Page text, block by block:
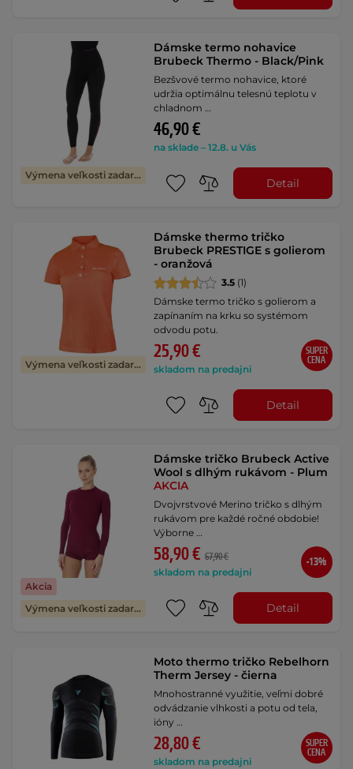
Výmena veľkosti zadarmo
Dámske termo nohavice
Brubeck Thermo - Black/Pink
Bezšvové termo nohavice, ktoré
udržia optimálnu telesnú teplotu v
chladnom …
46,90 €
na sklade – 12.8. u Vás
Detail
Výmena veľkosti zadarmo
Dámske thermo tričko
Brubeck PRESTIGE s golierom
- oranžová
3.5 (1)
Dámske termo tričko s golierom a
zapínaním na krku so systémom
odvodu potu.
25,90 €
skladom na predajni
SUPER
CENA
Detail
Akcia
Výmena veľkosti zadarmo
Dámske tričko Brubeck Active
Wool s dlhým rukávom - Plum
AKCIA
Dvojvrstvové Merino tričko s dlhým
rukávom pre každé ročné obdobie!
Výborne …
58,90 € 67,90 €
skladom na predajni
-13%
Detail
Moto thermo tričko Rebelhorn
Therm Jersey - čierna
Mnohostranné využitie, veľmi dobré
odvádzanie vlhkosti a potu od tela,
ióny …
28,80 €
skladom na predajni
SUPER
CENA